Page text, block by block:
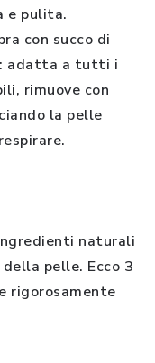
e pulita.
con succo di
adatta a tutti i
rimuove con
la pelle
naturali
pelle. Ecco 3
rigorosamente